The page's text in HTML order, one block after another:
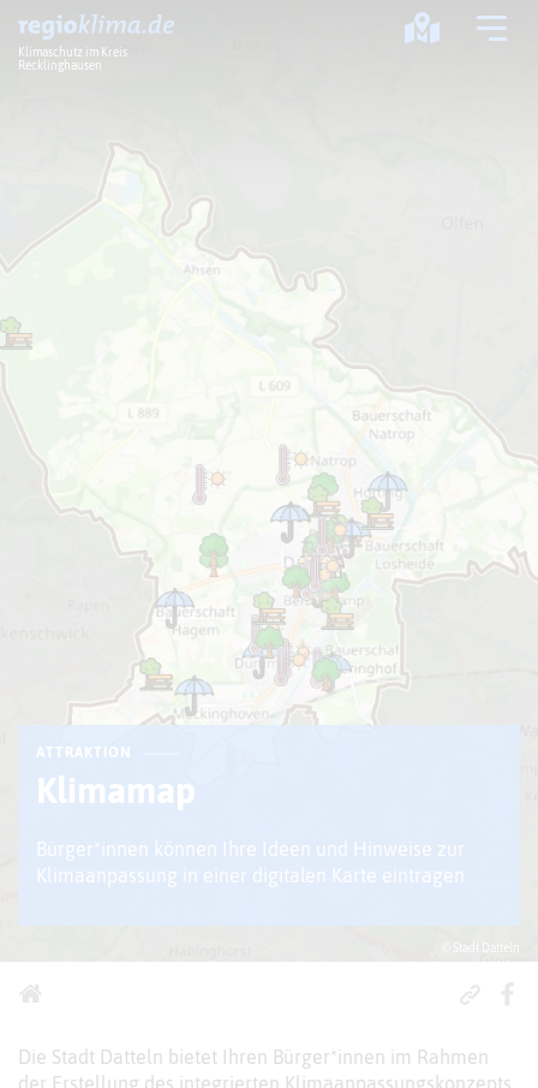
Klimaschutz im Kreis
Recklinghausen
Klimaschutz
Klimaanpassung
© Stadt Datteln
ATTRAKTION
Klimamap
Bürger*innen können Ihre Ideen und Hinweise zur
Klimaanpassung in einer digitalen Karte eintragen
Die Stadt Datteln bietet Ihren Bürger*innen im Rahmen
der Erstellung des integrierten Klimaanpassungskonzepts